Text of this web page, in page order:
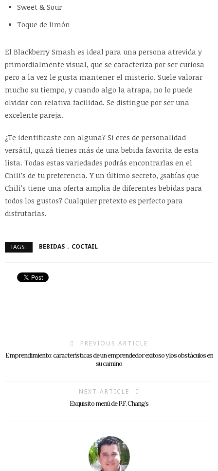
Sweet & Sour
Toque de limón
El Blackberry Smash es ideal para una persona atrevida y
primordialmente visual, que se caracteriza por ser curiosa
pero a la vez le gusta mantener el misterio. Suele valorar
mucho su tiempo, y cuando algo la atrapa, no lo puede
olvidar con relativa facilidad. Se distingue por ser una
excelente pareja.
¿Te identificaste con alguna? Si eres de personalidad
versátil, quizá tienes más de una bebida favorita de esta
lista. Todas estas variedades podrás encontrarlas en el
Chili’s de tu preferencia. Y un último secreto, ¿sabías que
Chili’s tiene una oferta amplia de diferentes bebidas para
todos los gustos? Cualquier pretexto es perfecto para
disfrutarlas.
TAGS : BEBIDAS COCTAIL
PREVIOUS ARTICLE
Emprendimiento: características de un emprendedor exitoso y los obstáculos en
su camino
NEXT ARTICLE
Exquisito menú de P.F. Chang’s